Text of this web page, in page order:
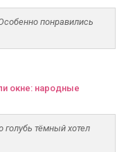
понравились
окне: народные
голубь тёмный хотел